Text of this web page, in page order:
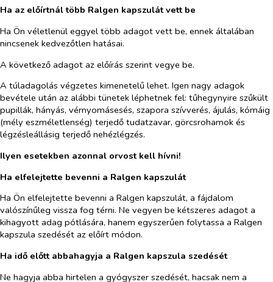
Ha az előírtnál több Ralgen kapszulát vett be
Ha Ön véletlenül eggyel több adagot vett be, ennek általában
nincsenek kedvezőtlen hatásai.
A következő adagot az előírás szerint vegye be.
A túladagolás végzetes kimenetelű lehet. Igen nagy adagok
bevétele után az alábbi tünetek léphetnek fel: tűhegynyire szűkült
pupillák, hányás, vérnyomásesés, szapora szívverés, ájulás, kómáig
(mély eszméletlenség) terjedő tudatzavar, görcsrohamok és
légzésleállásig terjedő nehézlégzés.
Ilyen esetekben azonnal orvost kell hívni!
Ha elfelejtette bevenni a Ralgen kapszulát
Ha Ön elfelejtette bevenni a Ralgen kapszulát, a fájdalom
valószínűleg vissza fog térni. Ne vegyen be kétszeres adagot a
kihagyott adag pótlására, hanem egyszerűen folytassa a Ralgen
kapszula szedését az előírt módon.
Ha idő előtt abbahagyja a Ralgen kapszula szedését
Ne hagyja abba hirtelen a gyógyszer szedését, hacsak nem a